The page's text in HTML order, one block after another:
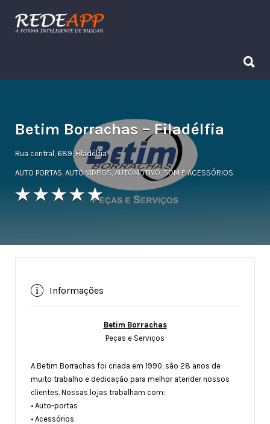
Procurar:
Betim Borrachas – Filadélfia
Rua central, 689, Filadélfia
AUTO PORTAS, AUTO VIDROS, AUTOMOTIVO, SOM E ACESSÓRIOS
Informações
Betim Borrachas
Peças e Serviços
A Betim Borrachas foi criada em 1990, são 28 anos de
muito trabalho e dedicação para melhor atender nossos
clientes. Nossas lojas trabalham com:
• Auto-portas
• Acessórios